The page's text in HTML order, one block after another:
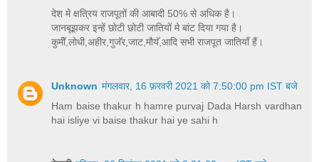
देश मे क्षत्रिय राजपूतों की आबादी 50% से अधिक है।
जानबूझकर इन्हें छोटी छोटी जातियों मे बांट दिया गया है।
कुमीॅ,लोधी,अहीर,गुजॅर,जाट,मौयॅ,आदि सभी राजपूत जातियाँ हैं।
Unknown मंगलवार, 16 फ़रवरी 2021 को 7:50:00 pm IST बजे
Ham baise thakur h hamre purvaj Dada Harsh vardhan
hai isliye vi baise thakur hai ye sahi h